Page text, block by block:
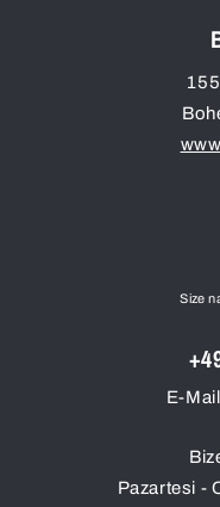
Size
E-
Pazartesi -